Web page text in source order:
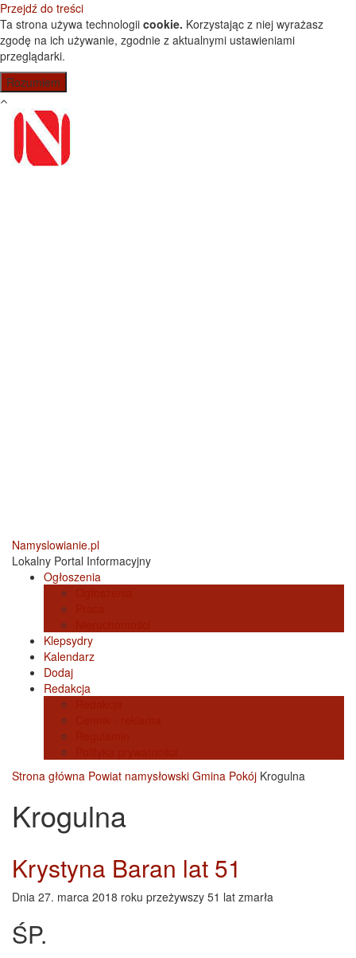
Przejdź do treści
Ta strona używa technologii cookie. Korzystając z niej wyrażasz
zgodę na ich używanie, zgodnie z aktualnymi ustawieniami
przeglądarki.
Namyslowianie.pl
Lokalny Portal Informacyjny
Ogłoszenia
Klepsydry
Kalendarz
Dodaj
Redakcja
Strona główna Powiat namysłowski Gmina Pokój Krogulna
Krogulna
Krystyna Baran lat 51
Dnia 27. marca 2018 roku przeżywszy 51 lat zmarła
ŚP.